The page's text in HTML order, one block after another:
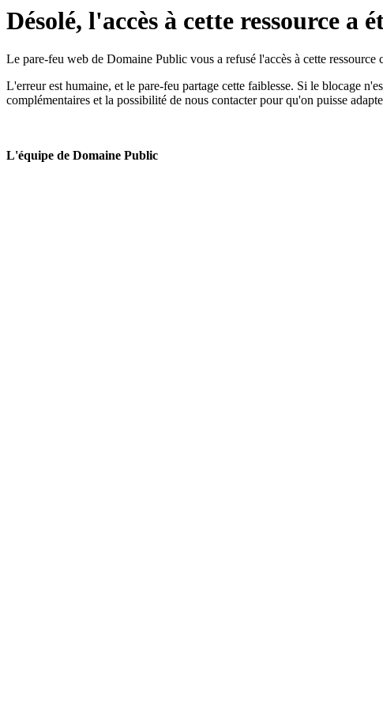
Désolé, l'accès à cette ressource a
Le pare-feu web de Domaine Public vous a refusé l'accès à cette ressource
L'erreur est humaine, et le pare-feu partage cette faiblesse. Si le blocage
complémentaires et la possibilité de nous contacter pour qu'on puisse
L'équipe de Domaine Public